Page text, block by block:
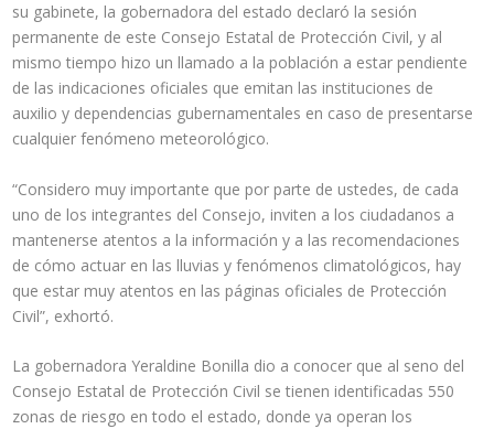
su gabinete, la gobernadora del estado declaró la sesión
permanente de este Consejo Estatal de Protección Civil, y al
mismo tiempo hizo un llamado a la población a estar pendiente
de las indicaciones oficiales que emitan las instituciones de
auxilio y dependencias gubernamentales en caso de presentarse
cualquier fenómeno meteorológico.
“Considero muy importante que por parte de ustedes, de cada
uno de los integrantes del Consejo, inviten a los ciudadanos a
mantenerse atentos a la información y a las recomendaciones
de cómo actuar en las lluvias y fenómenos climatológicos, hay
que estar muy atentos en las páginas oficiales de Protección
Civil”, exhortó.
La gobernadora Yeraldine Bonilla dio a conocer que al seno del
Consejo Estatal de Protección Civil se tienen identificadas 550
zonas de riesgo en todo el estado, donde ya operan los